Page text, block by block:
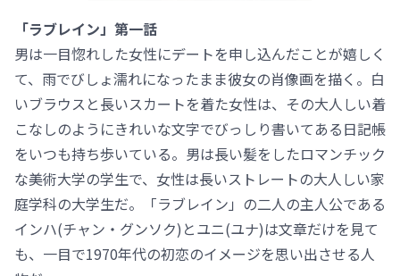
「ラブレイン」第一話
男は一目惚れした女性にデートを申し込んだことが嬉しく
て、雨でびしょ濡れになったまま彼女の肖像画を描く。白
いブラウスと長いスカートを着た女性は、その大人しい着
こなしのようにきれいな文字でびっしり書いてある日記帳
をいつも持ち歩いている。男は長い髪をしたロマンチック
な美術大学の学生で、女性は長いストレートの大人しい家
庭学科の大学生だ。「ラブレイン」の二人の主人公である
インハ(チャン・グンソク)とユニ(ユナ)は文章だけを見て
も、一目で1970年代の初恋のイメージを思い出させる人